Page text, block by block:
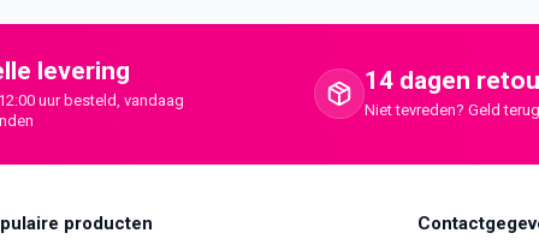
levering
uur besteld, vandaag
14 dagen
Niet tevreden? Geld
producten